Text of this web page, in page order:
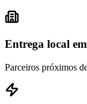
Entrega local
Parceiros próximos